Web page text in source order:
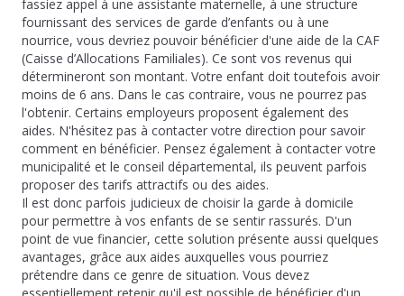
fassiez appel à une assistante maternelle, à une structure
fournissant des services de garde d’enfants ou à une
nourrice, vous devriez pouvoir bénéficier d'une aide de la CAF
(Caisse d’Allocations Familiales). Ce sont vos revenus qui
détermineront son montant. Votre enfant doit toutefois avoir
moins de 6 ans. Dans le cas contraire, vous ne pourrez pas
l'obtenir. Certains employeurs proposent également des
aides. N'hésitez pas à contacter votre direction pour savoir
comment en bénéficier. Pensez également à contacter votre
municipalité et le conseil départemental, ils peuvent parfois
proposer des tarifs attractifs ou des aides.
Il est donc parfois judicieux de choisir la garde à domicile
pour permettre à vos enfants de se sentir rassurés. D'un
point de vue financier, cette solution présente aussi quelques
avantages, grâce aux aides auxquelles vous pourriez
prétendre dans ce genre de situation. Vous devez